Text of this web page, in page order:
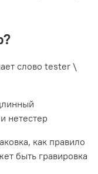
слово tester \
нетестер
как правило
быть гравировка